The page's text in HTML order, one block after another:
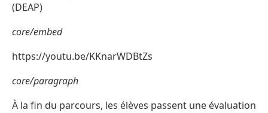
(DEAP)
core/embed
https://youtu.be/KKnarWDBtZs
core/paragraph
À la fin du parcours, les élèves passent une évaluation